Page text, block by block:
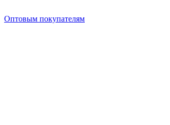
Оптовым покупателям